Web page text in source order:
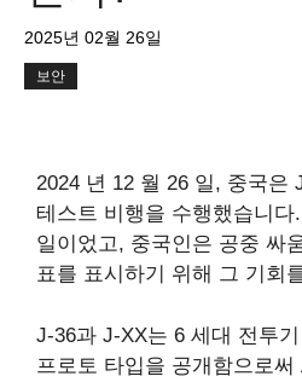
2025년 02월 26일
보안
2024 년 12 월 26 일, 중국은
테스트 비행을 수행했습니
일이었고, 중국인은 공중 싸
표를 표시하기 위해 그 기회
J-36과 J-XX는 6 세대 전투
프로토 타입을 공개함으로써